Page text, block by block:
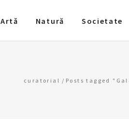
Artǎ Natură Societate
curatorial / Posts tagged